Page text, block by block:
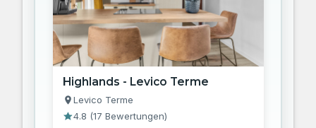
Highlands - Levico Terme
Levico Terme
4.8 (17 Bewertungen)